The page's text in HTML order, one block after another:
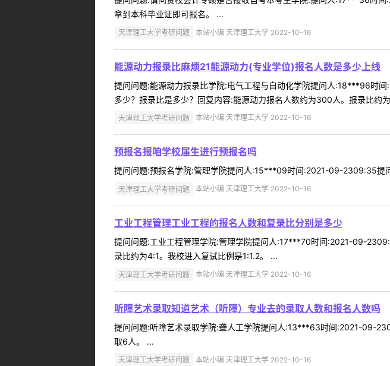
拿到本科毕业证即可报名。 ...
天津理工大学考研问题 本站小编 天津理工大学 2022-10-16
能源动力报录比麻烦21能源动力(专业学位)报名人数是多少上线
提问问题:能源动力报录比学院:电气工程与自动化学院提问人:18***96时
多少？报录比是多少？回复内容:能源动力报名人数约为300人。报录比约
天津理工大学考研问题 本站小编 天津理工大学 2022-10-16
预报名报咱学校届生进行预报名吗
提问问题:预报名学院:管理学院提问人:15***09时间:2021-09-2309:35提
天津理工大学考研问题 本站小编 天津理工大学 2022-10-16
工业工程管理工业工程的报名人数和复录比分别是多少
提问问题:工业工程管理学院:管理学院提问人:17***70时间:2021-09-
录比约为4:1。我校进入复试比例是1:1.2。 ...
天津理工大学考研问题 本站小编 天津理工大学 2022-10-16
听障艺术录取知道艺术（听障）专业去的录取人数和报名人数吗
提问问题:听障艺术录取学院:聋人工学院提问人:13***63时间:2021-09-
取6人。 ...
天津理工大学考研问题 本站小编 天津理工大学 2022-10-16